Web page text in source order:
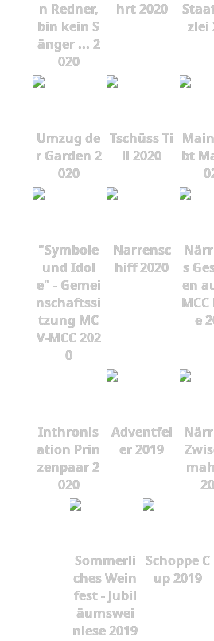
n Redner,
bin kein S
änger ... 2
020
hrt 2020
zlei
Umzug de
r Garden 2
020
Tschüss Ti
ll 2020
bt
"Symbole
und Idol
e" - Gemei
nschaftssi
tzung MC
V-MCC 202
0
Narrensc
hiff 2020
s
en
e
Inthronis
ation Prin
zenpaar 2
020
Adventfei
er 2019
Sommerli
ches Wein
fest - Jubil
äumswei
nlese 2019
Schoppe C
up 2019